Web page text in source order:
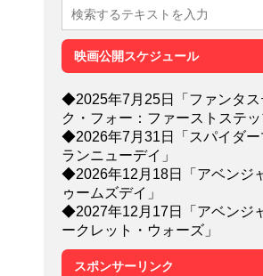
映画公開スケジュール
◆2025年7月25日「ファンタス
ク・フォー：ファーストステッ
◆2026年7月31日「スパイダー
ランニューデイ」
◆2026年12月18日「アベンジ
ゥームズデイ」
◆2027年12月17日「アベンジ
ークレット・ウォーズ」
スポンサーリンク